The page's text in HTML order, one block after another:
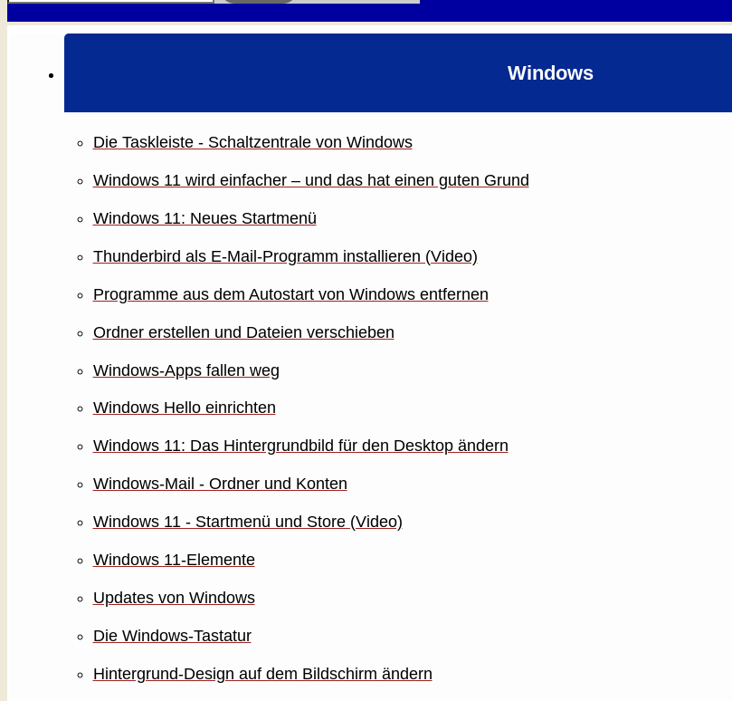
Windows
Die Taskleiste - Schaltzentrale von Windows
Windows 11 wird einfacher – und das hat einen guten Grund
Windows 11: Neues Startmenü
Thunderbird als E-Mail-Programm installieren (Video)
Programme aus dem Autostart von Windows entfernen
Ordner erstellen und Dateien verschieben
Windows-Apps fallen weg
Windows Hello einrichten
Windows 11: Das Hintergrundbild für den Desktop ändern
Windows-Mail - Ordner und Konten
Windows 11 - Startmenü und Store (Video)
Windows 11-Elemente
Updates von Windows
Die Windows-Tastatur
Hintergrund-Design auf dem Bildschirm ändern